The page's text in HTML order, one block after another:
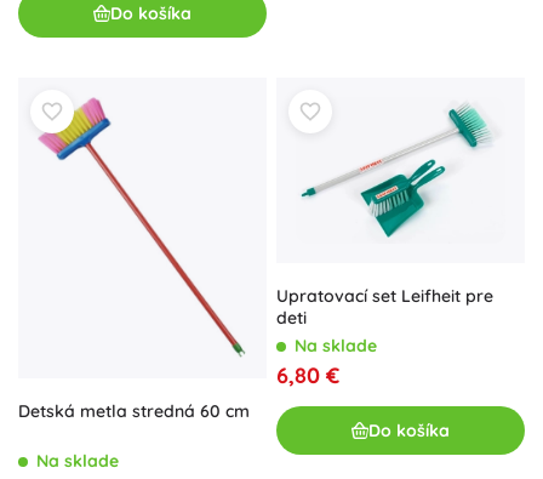
Do košíka
Detská metla stredná 60 cm
Na sklade
Upratovací set Leifheit pre
deti
Na sklade
6,80 €
Do košíka